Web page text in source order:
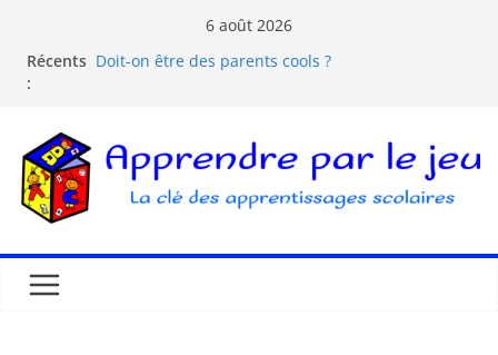
6 août 2026
Récents
:
Doit-on être des parents cools ?
La pédagogie Montessori est-elle ludique ?
Comprendre la courbe de l’oubli